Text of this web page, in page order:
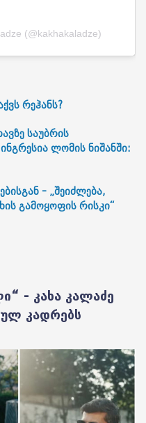
(@kakhakaladze)
რეჰანს?
საუბრის
ლომის ნიშანში:
- „შეიძლება,
გამოყოფის რისკი“
- კახა კალაძე
კადრებს